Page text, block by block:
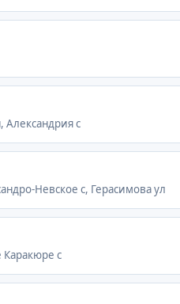
Александрия с
Невское с, Герасимова ул
Каракюре с